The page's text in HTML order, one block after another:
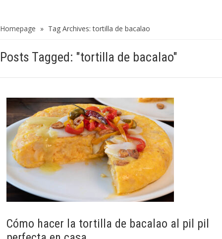
Homepage » Tag Archives: tortilla de bacalao
Posts Tagged: "tortilla de bacalao"
Cómo hacer la tortilla de bacalao al pil pil